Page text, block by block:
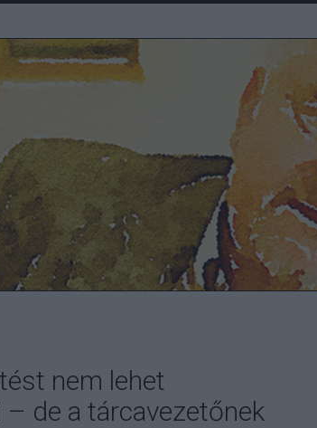
nem lehet
de a tárcavezetőnek